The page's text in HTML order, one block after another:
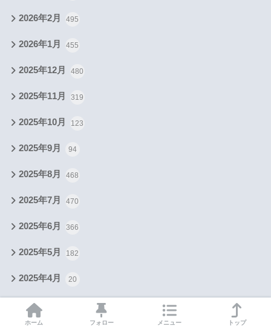
2026年2月 495
2026年1月 455
2025年12月 480
2025年11月 319
2025年10月 123
2025年9月 94
2025年8月 468
2025年7月 470
2025年6月 366
2025年5月 182
2025年4月 20
2024年9月
ホーム フォロー メニュー トップ